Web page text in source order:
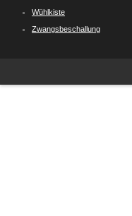
Wühlkiste
Zwangsbeschallung